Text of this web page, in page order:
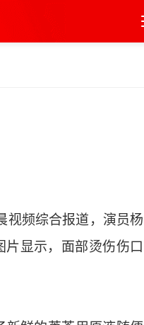
视频综合报道，演员杨
显示，面部烫伤伤口